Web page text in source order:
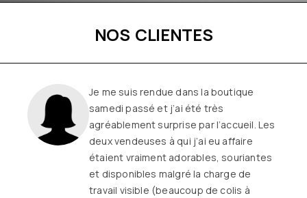
NOS CLIENTES
Je me suis rendue dans la boutique
samedi passé et j’ai été très
agréablement surprise par l’accueil. Les
deux vendeuses à qui j’ai eu affaire
étaient vraiment adorables, souriantes
et disponibles malgré la charge de
travail visible (beaucoup de colis à